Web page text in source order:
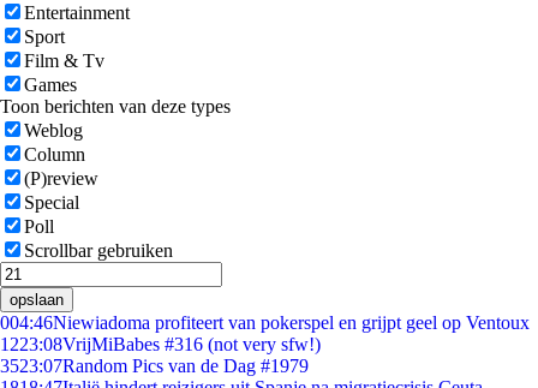
Entertainment
Sport
Film & Tv
Games
Toon berichten van deze types
Weblog
Column
(P)review
Special
Poll
Scrollbar gebruiken
opslaan
004:46Niewiadoma profiteert van pokerspel en grijpt geel op Ventoux
1223:08VrijMiBabes #316 (not very sfw!)
3523:07Random Pics van de Dag #1979